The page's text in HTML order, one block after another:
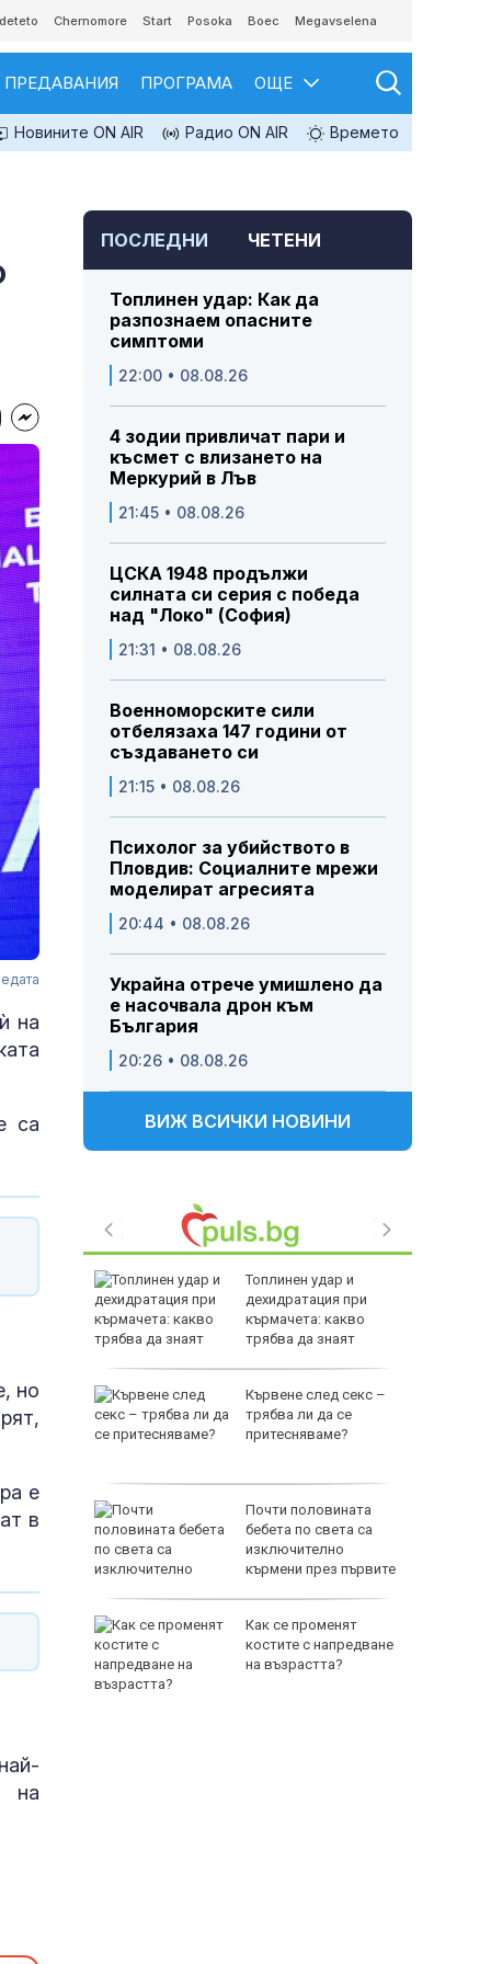
Chernomore Start Posoka Boec Megavselena
ПРЕДАВАНИЯ ПРОГРАМА ОЩЕ
Новините ON AIR Радио ON AIR Времето
на
са
но
е
в
на
ПОСЛЕДНИ ЧЕТЕНИ
Топлинен удар: Как да
разпознаем опасните
симптоми
22:00 • 08.08.26
4 зодии привличат пари и
късмет с влизането на
Меркурий в Лъв
21:45 • 08.08.26
ЦСКА 1948 продължи
силната си серия с победа
над "Локо" (София)
21:31 • 08.08.26
Военноморските сили
отбелязаха 147 години от
създаването си
21:15 • 08.08.26
Психолог за убийството в
Пловдив: Социалните мрежи
моделират агресията
20:44 • 08.08.26
Украйна отрече умишлено да
е насочвала дрон към
България
20:26 • 08.08.26
ВИЖ ВСИЧКИ НОВИНИ
В
край
старт в
Топлинен удар и
дехидратация при
кърмачета: какво
трябва да знаят
Кървене след секс –
трябва ли да се
притесняваме?
Почти половината
бебета по света са
изключително
кърмени през първите
Как се променят
костите с напредване
на възрастта?